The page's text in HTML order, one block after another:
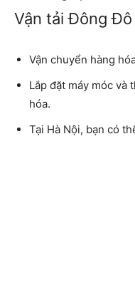
Vận tải Đông Đô
Vận chuyển hàng
Lắp đặt máy móc và
hóa.
Tại Hà Nội, bạn có